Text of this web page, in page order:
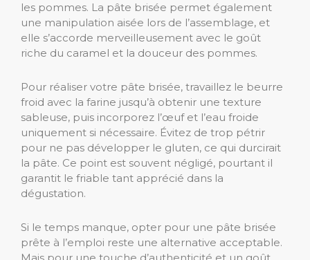
les pommes. La pâte brisée permet également
une manipulation aisée lors de l’assemblage, et
elle s’accorde merveilleusement avec le goût
riche du caramel et la douceur des pommes.
Pour réaliser votre pâte brisée, travaillez le beurre
froid avec la farine jusqu’à obtenir une texture
sableuse, puis incorporez l’œuf et l’eau froide
uniquement si nécessaire. Évitez de trop pétrir
pour ne pas développer le gluten, ce qui durcirait
la pâte. Ce point est souvent négligé, pourtant il
garantit le friable tant apprécié dans la
dégustation.
Si le temps manque, opter pour une pâte brisée
prête à l’emploi reste une alternative acceptable.